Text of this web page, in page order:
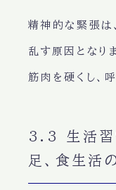
精神的な緊張 は
乱す原因となりま
筋肉を硬くし、
3.3 生活習
足、食生活